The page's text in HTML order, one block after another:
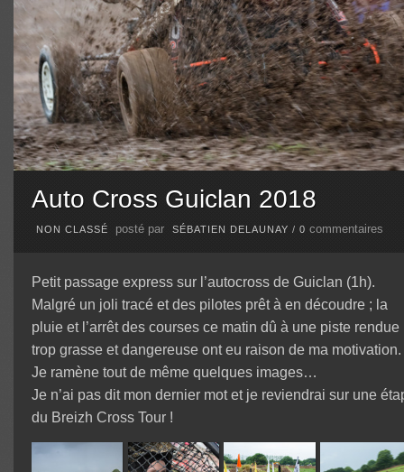
Auto Cross Guiclan 2018
NON CLASSÉ posté par SÉBATIEN DELAUNAY / 0 commentaires
Petit passage express sur l’autocross de Guiclan (1h).
Malgré un joli tracé et des pilotes prêt à en découdre ; la
pluie et l’arrêt des courses ce matin dû à une piste rendue
trop grasse et dangereuse ont eu raison de ma motivation.
Je ramène tout de même quelques images…
Je n’ai pas dit mon dernier mot et je reviendrai sur une
du Breizh Cross Tour !